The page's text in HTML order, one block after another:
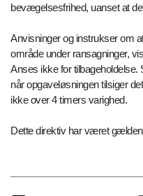
bevægelsesfrihed, uanset at
Anvisninger og instrukser om
område under ransagninger,
Anses ikke for
når opgaveløsningen tilsiger
ikke over 4 timers varighed.
Dette direktiv har været